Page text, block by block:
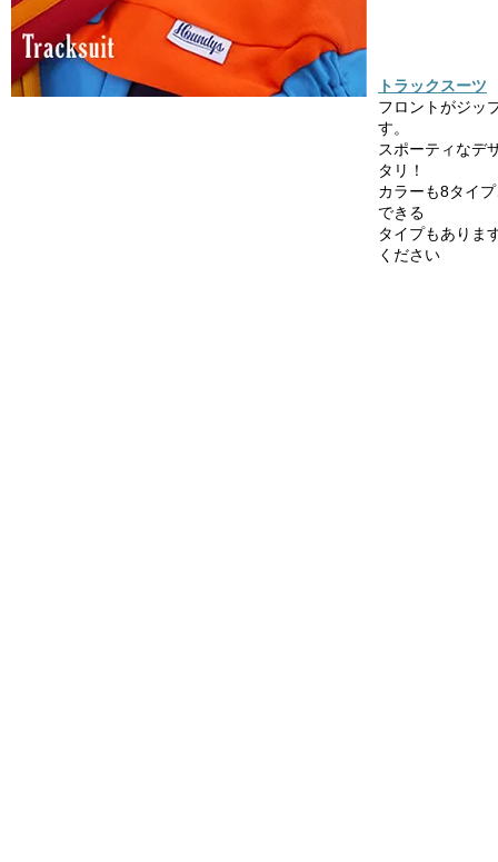
トラックスーツ
フロントがジッ
す。
スポーティなデ
タリ！
カラーも8タイ
できる
タイプもありま
ください